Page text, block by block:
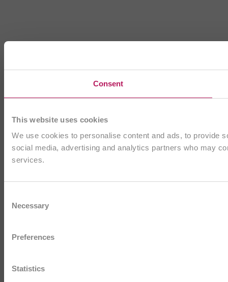
Consent
This website uses cookies
We use cookies to personalise content and ads, to provide
social media, advertising and analytics partners who may
services.
Selection
Necessary
Preferences
Statistics